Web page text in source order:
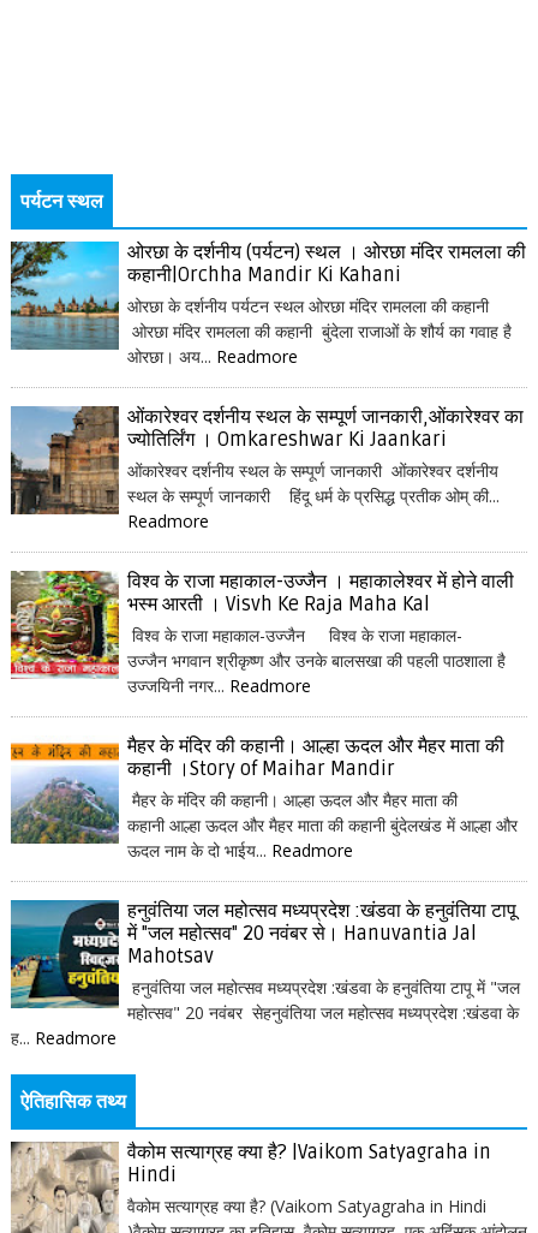
पर्यटन स्थल
ओरछा के दर्शनीय (पर्यटन) स्थल । ओरछा मंदिर रामलला की
कहानी|Orchha Mandir Ki Kahani
ओरछा के दर्शनीय पर्यटन स्थल ओरछा मंदिर रामलला की कहानी
ओरछा मंदिर रामलला की कहानी बुंदेला राजाओं के शौर्य का गवाह है
ओरछा। अय... Readmore
ओंकारेश्वर दर्शनीय स्थल के सम्पूर्ण जानकारी,ओंकारेश्वर का
ज्योतिर्लिंग । Omkareshwar Ki Jaankari
ओंकारेश्वर दर्शनीय स्थल के सम्पूर्ण जानकारी ओंकारेश्वर दर्शनीय
स्थल के सम्पूर्ण जानकारी हिंदू धर्म के प्रसिद्ध प्रतीक ओम् की...
Readmore
विश्व के राजा महाकाल-उज्जैन । महाकालेश्वर में होने वाली
भस्म आरती । Visvh Ke Raja Maha Kal
विश्व के राजा महाकाल-उज्जैन विश्व के राजा महाकाल-
उज्जैन भगवान श्रीकृष्ण और उनके बालसखा की पहली पाठशाला है
उज्जयिनी नगर... Readmore
मैहर के मंदिर की कहानी। आल्हा ऊदल और मैहर माता की
कहानी ।Story of Maihar Mandir
मैहर के मंदिर की कहानी। आल्हा ऊदल और मैहर माता की
कहानी आल्हा ऊदल और मैहर माता की कहानी बुंदेलखंड में आल्हा और
ऊदल नाम के दो भाईय... Readmore
हनुवंतिया जल महोत्सव मध्यप्रदेश :खंडवा के हनुवंतिया टापू
में "जल महोत्सव" 20 नवंबर से। Hanuvantia Jal
Mahotsav
हनुवंतिया जल महोत्सव मध्यप्रदेश :खंडवा के हनुवंतिया टापू में "जल
महोत्सव" 20 नवंबर सेहनुवंतिया जल महोत्सव मध्यप्रदेश :खंडवा के
ह... Readmore
ऐतिहासिक तथ्य
वैकोम सत्याग्रह क्या है? |Vaikom Satyagraha in
Hindi
वैकोम सत्याग्रह क्या है? (Vaikom Satyagraha in Hindi